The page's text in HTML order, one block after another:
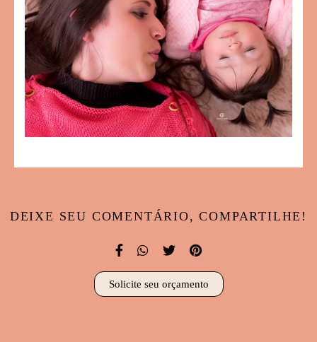
DEIXE SEU COMENTÁRIO, COMPARTILHE!
Solicite seu orçamento